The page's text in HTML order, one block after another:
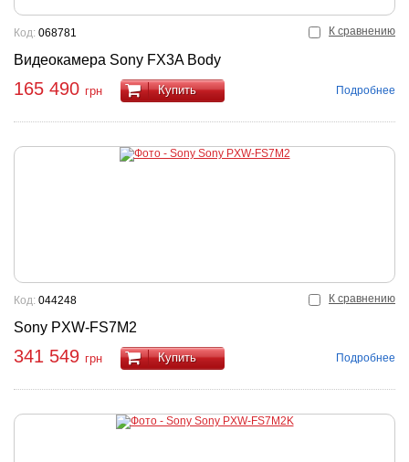
К сравнению
Видеокамера Sony FX3A Body
Код: 068781
165 490 грн Купить Подробнее
К сравнению
Sony PXW-FS7M2
Код: 044248
341 549 грн Купить Подробнее